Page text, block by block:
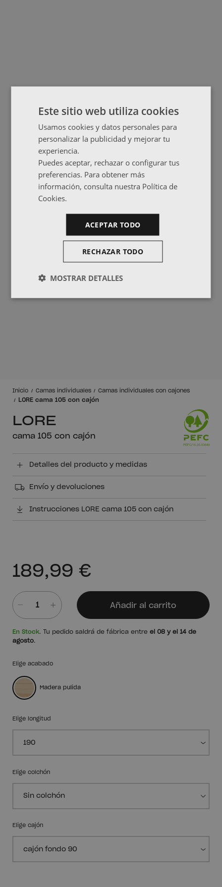
Inicio Camas individuales Camas individuales con cajones
LORE cama 105 con cajón
LORE
cama 105 con cajón
Elige acabado
Madera pulida
Elige longitud
Elige colchón
Elige cajón
189,99 €
Añadir al carrito
En Stock. Tu pedido saldrá de fábrica entre el 08 y el 14 de
agosto.
Detalles del producto y medidas
Envío y devoluciones
Instrucciones LORE cama 105 con cajón
Este sitio web utiliza cookies
Usamos cookies y datos personales para
personalizar la publicidad y mejorar tu
experiencia.
Puedes aceptar, rechazar o configurar tus
preferencias. Para obtener más
información, consulta nuestra Política de
Cookies.
ACEPTAR TODO
RECHAZAR TODO
MOSTRAR DETALLES